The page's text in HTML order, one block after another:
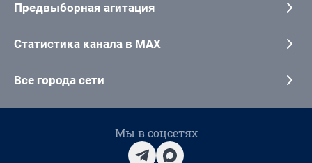
Предвыборная агитация
Статистика канала в MAX
Все города сети
Мы в соцсетях